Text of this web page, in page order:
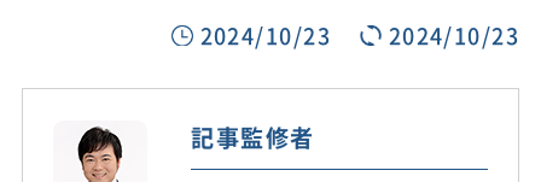
2024/10/23
2024/10/23
記事監修者